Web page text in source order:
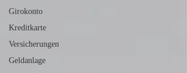
Girokonto
Kreditkarte
Versicherungen
Geldanlage